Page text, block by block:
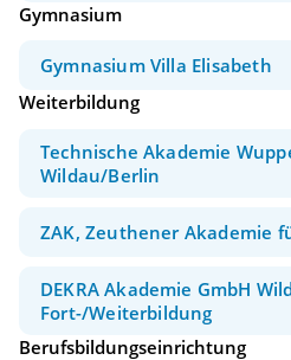
Gymnasium
Gymnasium Villa Elisabeth
Weiterbildung
Technische Akademie
Wildau/Berlin
ZAK, Zeuthener Akademie
DEKRA Akademie GmbH
Fort-/Weiterbildung
Berufsbildungseinrichtung